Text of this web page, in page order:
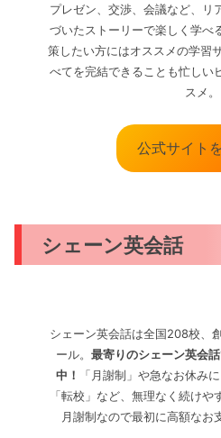
プレゼン、交渉、会議など、リ
づいたストーリーで楽しく学べ
策したい方にはオススメの学習
べてを完結できることも忙しい
スメ。
公式サイト
シェーン英会話
シェーン英会話は全国208校、
ール。 最寄りのシェーン英会
中！
「月謝制」や急なお休み
「転校」など、無理なく続けや
月謝制なので最初に高額なお